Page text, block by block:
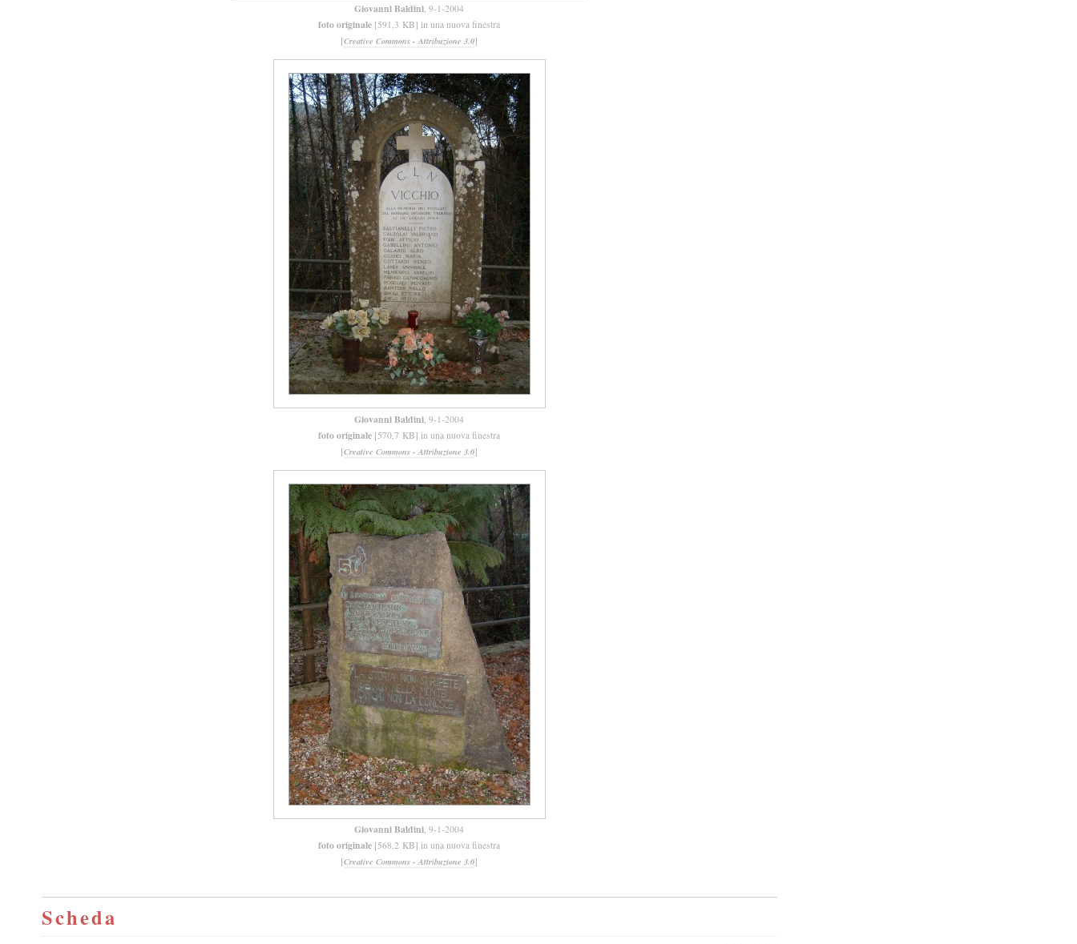
Giovanni Baldini , 9-1-2004
foto originale [591,3 KB] in una nuova finestra
[Creative Commons - Attribuzione 3.0]
Giovanni Baldini , 9-1-2004
foto originale [570,7 KB] in una nuova finestra
[Creative Commons - Attribuzione 3.0]
Giovanni Baldini, 9-1-2004
foto originale [568,2 KB] in una nuova finestra
[Creative Commons - Attribuzione 3.0]
Scheda